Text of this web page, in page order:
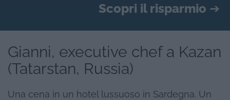
Scopri il risparmio ➔
Gianni, executive chef a Kazan
(Tatarstan, Russia)
Una cena in un hotel lussuoso in Sardegna. Un